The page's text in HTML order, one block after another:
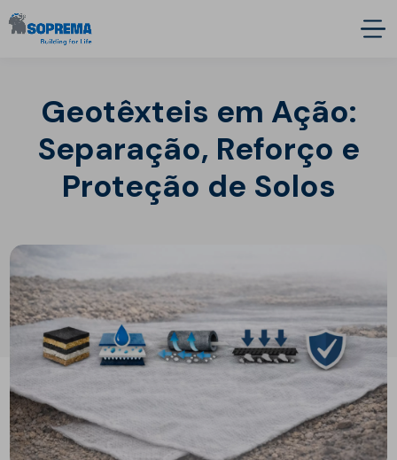
Geotêxteis em Ação:
Separação, Reforço e
Proteção de Solos